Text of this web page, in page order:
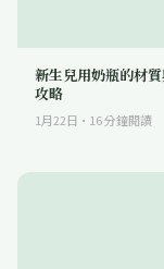
新生兒用奶瓶的材
攻略
1月22日 · 16分鐘閱讀